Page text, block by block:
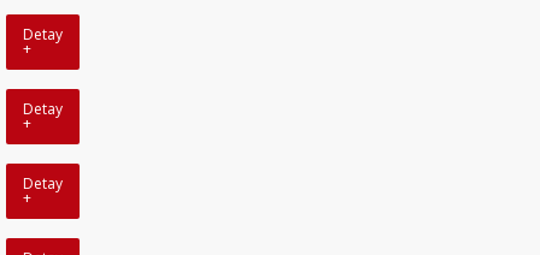
Detay
+
Detay
+
Detay
+